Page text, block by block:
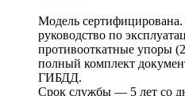
Модель сертифицирована.
руководство по
противооткатные упоры
полный комплект
ГИБДД.
Срок службы — 5 лет со